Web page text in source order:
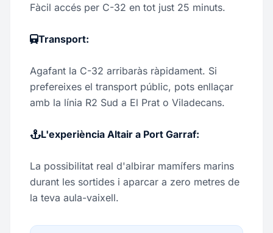
Fàcil accés per C-32 en tot just 25 minuts.
Transport:
Agafant la C-32 arribaràs ràpidament. Si
prefereixes el transport públic, pots enllaçar
amb la línia R2 Sud a El Prat o Viladecans.
L'experiència Altair a Port Garraf:
La possibilitat real d'albirar mamífers marins
durant les sortides i aparcar a zero metres de
la teva aula-vaixell.